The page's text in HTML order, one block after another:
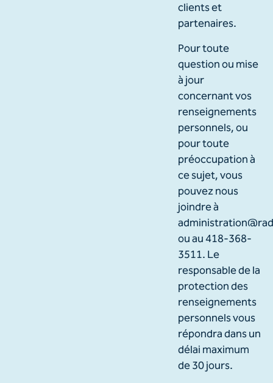
clients et
partenaires.
Pour toute
question ou mise
à jour
concernant vos
renseignements
personnels, ou
pour toute
préoccupation à
ce sujet, vous
pouvez nous
joindre à
ou au 418-368-
3511. Le
responsable de la
protection des
renseignements
personnels vous
répondra dans un
délai maximum
de 30 jours.